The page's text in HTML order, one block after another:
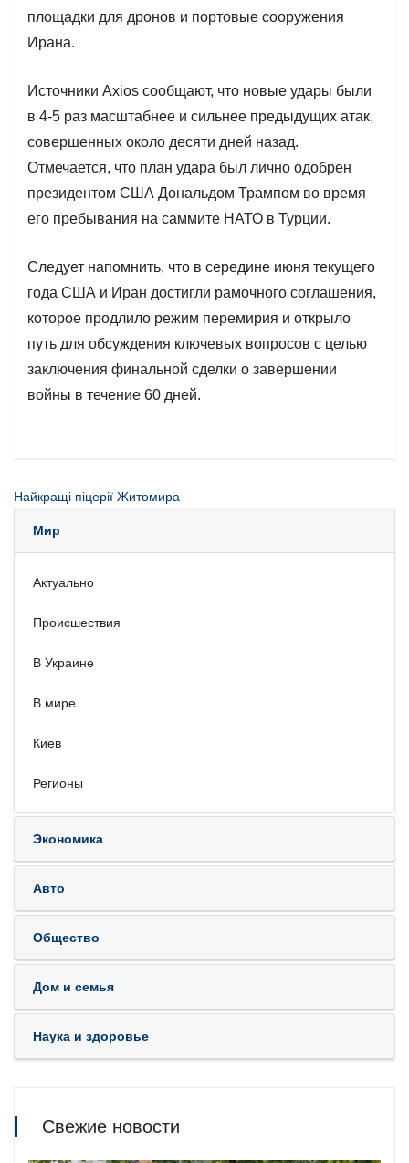
площадки для дронов и портовые сооружения
Ирана.
Источники Axios сообщают, что новые удары были
в 4-5 раз масштабнее и сильнее предыдущих атак,
совершенных около десяти дней назад.
Отмечается, что план удара был лично одобрен
президентом США Дональдом Трампом во время
его пребывания на саммите НАТО в Турции.
Следует напомнить, что в середине июня текущего
года США и Иран достигли рамочного соглашения,
которое продлило режим перемирия и открыло
путь для обсуждения ключевых вопросов с целью
заключения финальной сделки о завершении
войны в течение 60 дней.
Найкращі піцерії Житомира
Мир
Актуально
Происшествия
В Украине
В мире
Киев
Регионы
Экономика
Авто
Общество
Дом и семья
Наука и здоровье
Свежие новости